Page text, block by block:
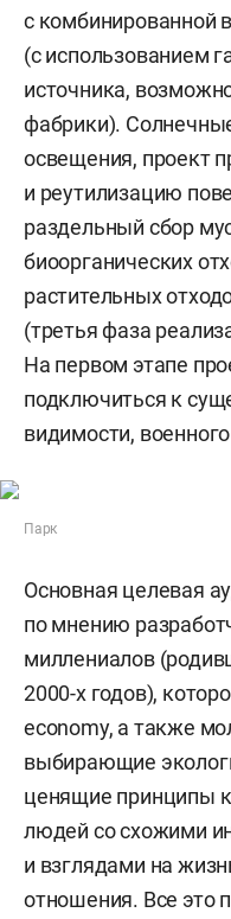
с комбинированной
(с использованием
источника,
фабрики).
освещения, проект
и реутилизацию
раздельный сбор
биоорганических
растительных
(третья фаза
На первом этапе
подключиться к
видимости,
Парк
Основная целевая
по мнению
миллениалов
2000-х годов),
economy, а также
выбирающие
ценящие принципы
людей со схожими
и взглядами на
отношения. Все это